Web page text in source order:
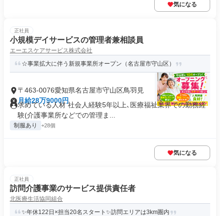
気になる
正社員
小規模デイサービスの管理者兼相談員
エーエスケアサービス株式会社
☆事業拡大に伴う新規事業所オープン（名古屋市守山区）
〒463-0076愛知県名古屋市守山区鳥羽見
月給28万9000円
求めている人材 社会人経験5年以上､医療福祉業界での勤務経
験(介護事業所などでの管理ま...
制服あり +28個
気になる
正社員
訪問介護事業のサービス提供責任者
北医療生活協同組合
✨年休122日×担当20名スタート✨訪問エリアは3km圏内